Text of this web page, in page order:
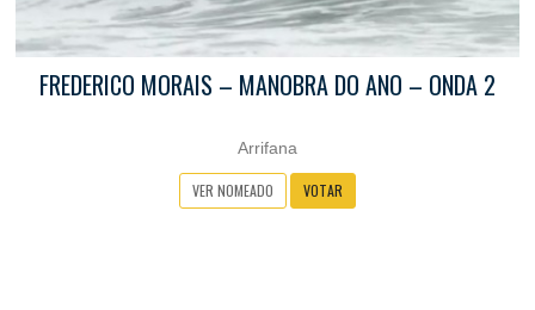
FREDERICO MORAIS – MANOBRA DO ANO – ONDA 2
Arrifana
VER NOMEADO VOTAR